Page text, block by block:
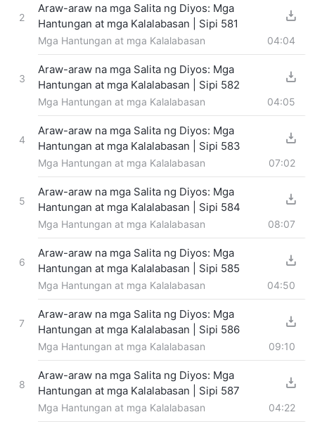
2
Araw-araw na mga Salita ng Diyos: Mga
Hantungan at mga Kalalabasan | Sipi 581
Mga Hantungan at mga Kalalabasan 04:04
3
Araw-araw na mga Salita ng Diyos: Mga
Hantungan at mga Kalalabasan | Sipi 582
Mga Hantungan at mga Kalalabasan 04:05
4
Araw-araw na mga Salita ng Diyos: Mga
Hantungan at mga Kalalabasan | Sipi 583
Mga Hantungan at mga Kalalabasan 07:02
5
Araw-araw na mga Salita ng Diyos: Mga
Hantungan at mga Kalalabasan | Sipi 584
Mga Hantungan at mga Kalalabasan 08:07
6
Araw-araw na mga Salita ng Diyos: Mga
Hantungan at mga Kalalabasan | Sipi 585
Mga Hantungan at mga Kalalabasan 04:50
7
Araw-araw na mga Salita ng Diyos: Mga
Hantungan at mga Kalalabasan | Sipi 586
Mga Hantungan at mga Kalalabasan 09:10
8
Araw-araw na mga Salita ng Diyos: Mga
Hantungan at mga Kalalabasan | Sipi 587
Mga Hantungan at mga Kalalabasan 04:22